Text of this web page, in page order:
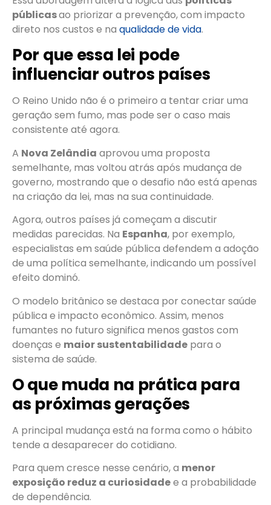
públicasao priorizar a prevenção, com impacto
direto nos custos e na qualidade de vida.
Por que essa lei pode
influenciar outros países
O Reino Unido não é o primeiro a tentar criar uma
geração sem fumo, mas pode ser o caso mais
consistente até agora.
A Nova Zelândia aprovou uma proposta
semelhante, mas voltou atrás após mudança de
governo, mostrando que o desafio não está apenas
na criação da lei, mas na sua continuidade.
Agora, outros países já começam a discutir
medidas parecidas. Na Espanha, por exemplo,
especialistas em saúde pública defendem a adoção
de uma política semelhante, indicando um possível
efeito dominó.
O modelo britânico se destaca por conectar saúde
pública e impacto econômico. Assim, menos
fumantes no futuro significa menos gastos com
doenças e maior sustentabilidade para o
sistema de saúde.
O que muda na prática para
as próximas gerações
A principal mudança está na forma como o hábito
tende a desaparecer do cotidiano.
Para quem cresce nesse cenário, a menor
exposição reduz a curiosidadee a probabilidade
de dependência.